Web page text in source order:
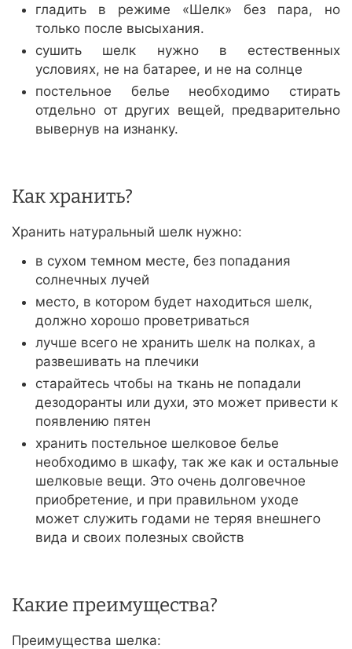
гладить в режиме «Шелк» без пара, но
только после высыхания.
сушить шелк нужно в естественных
условиях, не на батарее, и не на солнце
постельное белье необходимо стирать
отдельно от других вещей, предварительно
вывернув на изнанку.
Как хранить?
Хранить натуральный шелк нужно:
в сухом темном месте, без попадания
солнечных лучей
место, в котором будет находиться шелк,
должно хорошо проветриваться
лучше всего не хранить шелк на полках, а
развешивать на плечики
старайтесь чтобы на ткань не попадали
дезодоранты или духи, это может привести к
появлению пятен
хранить постельное шелковое белье
необходимо в шкафу, так же как и остальные
шелковые вещи. Это очень долговечное
приобретение, и при правильном уходе
может служить годами не теряя внешнего
вида и своих полезных свойств
Какие преимущества?
Преимущества шелка: